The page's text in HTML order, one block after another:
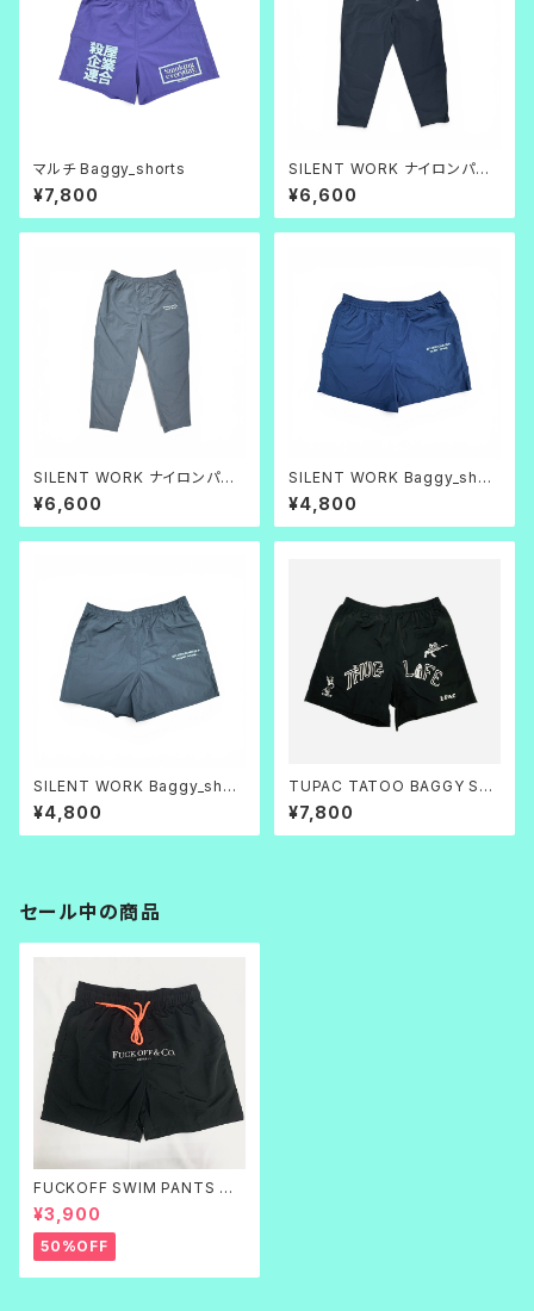
マルチ Baggy_shorts
¥7,800
SILENT WORK ナイロンパン
ツ_ブラック
¥6,600
SILENT WORK ナイロンパン
ツ_グレー
¥6,600
SILENT WORK Baggy_short
s ネイビー
¥4,800
SILENT WORK Baggy_short
s グレー
¥4,800
TUPAC TATOO BAGGY SH
ORTS(黒×白)
¥7,800
セール中の商品
FUCKOFF SWIM PANTS 黒
刺繍
¥3,900
50%OFF